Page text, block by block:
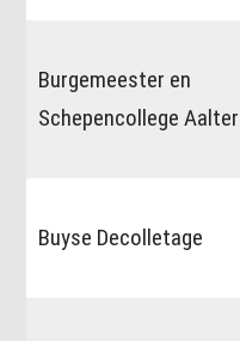
Burgemeester en
Schepencollege Aalter
Buyse Decolletage